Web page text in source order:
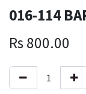
016-114
Rs 800.00